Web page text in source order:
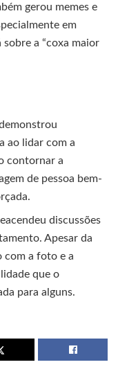
gerou memes e
em
a “coxa maior
ao lidar com a
contornar a
de pessoa bem-
discussões
Apesar da
com a foto e a
que o
para alguns.